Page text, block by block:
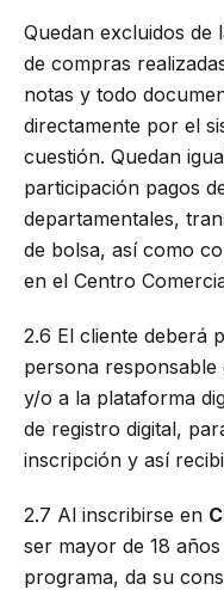
Quedan excluidos de
de compras
notas y todo
directamente por el
cuestión. Quedan
participación pagos
departamentales,
de bolsa, así como
en el Centro
2.6 El cliente deberá
persona
y/o a la plataforma
de registro digital,
inscripción y así
2.7 Al inscribirse en
ser mayor de 18
programa, da su